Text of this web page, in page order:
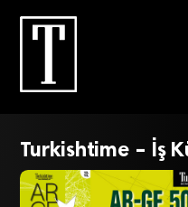
Turkishtime – İş